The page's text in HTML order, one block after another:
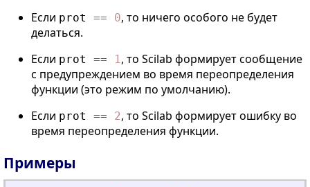
Если prot == 0, то ничего особого не будет
делаться.
Если prot == 1, то Scilab формирует сообщение
с предупреждением во время переопределения
функции (это режим по умолчанию).
Если prot == 2, то Scilab формирует ошибку во
время переопределения функции.
Примеры